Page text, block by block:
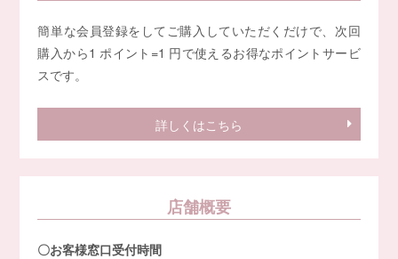
簡単な会員登録をしてご購入していただくだけで、次回
購入から1 ポイント=1 円で使えるお得なポイントサービ
スです。
詳しくはこちら
店舗概要
〇お客様窓口受付時間